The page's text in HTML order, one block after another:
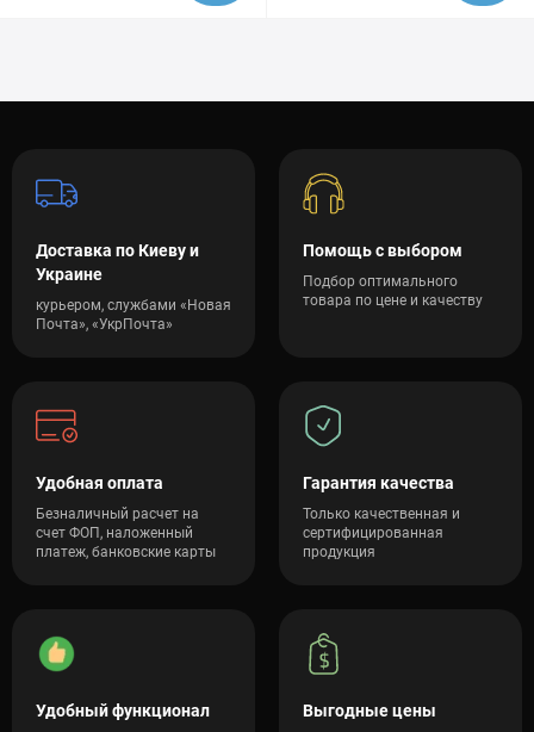
Доставка по Киеву и
Украине
курьером, службами «Новая
Почта», «УкрПочта»
Помощь с выбором
Подбор оптимального
товара по цене и качеству
Удобная оплата
Безналичный расчет на
счет ФОП, наложенный
платеж, банковские карты
Гарантия качества
Только качественная и
сертифицированная
продукция
Удобный функционал Выгодные цены